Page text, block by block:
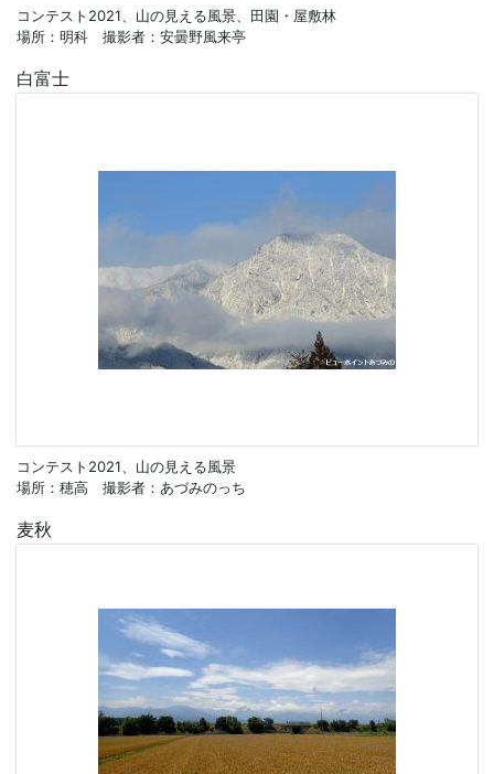
コンテスト2021、山の見える風景、田園・屋敷林
場所：明科 撮影者：安曇野風来亭
白富士
コンテスト2021、山の見える風景
場所：穂高 撮影者：あづみのっち
麦秋